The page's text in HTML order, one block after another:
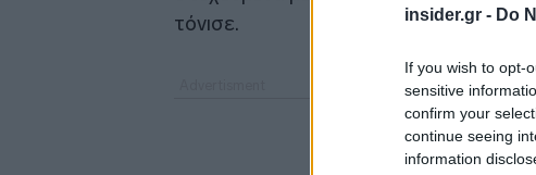
insider.gr - Do
If you wish to opt-
sensitive
confirm your
continue seeing
information
τόνισε.